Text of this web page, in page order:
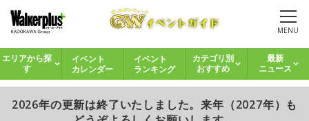
MENU
エリアから探
す
イベント
カレンダー
イベント
ランキング
カテゴリ別
おすすめ
最新
ニュース
2026年の更新は終了いたしました。来年（2027年）も